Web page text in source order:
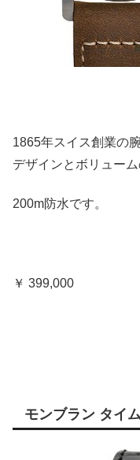
1865年スイス創業の
デザインとボリュー
200m防水です。
￥ 399,000
モンブラン タイ